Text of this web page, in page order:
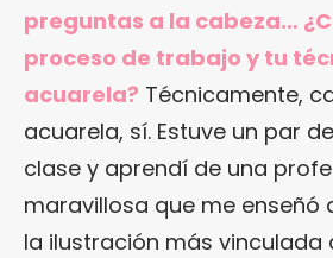
preguntas a la cabeza…
proceso de trabajo y tu
acuarela? Técnicamente,
acuarela, sí. Estuve un par
clase y aprendí de una
maravillosa que me enseñó
la ilustración más vinculada